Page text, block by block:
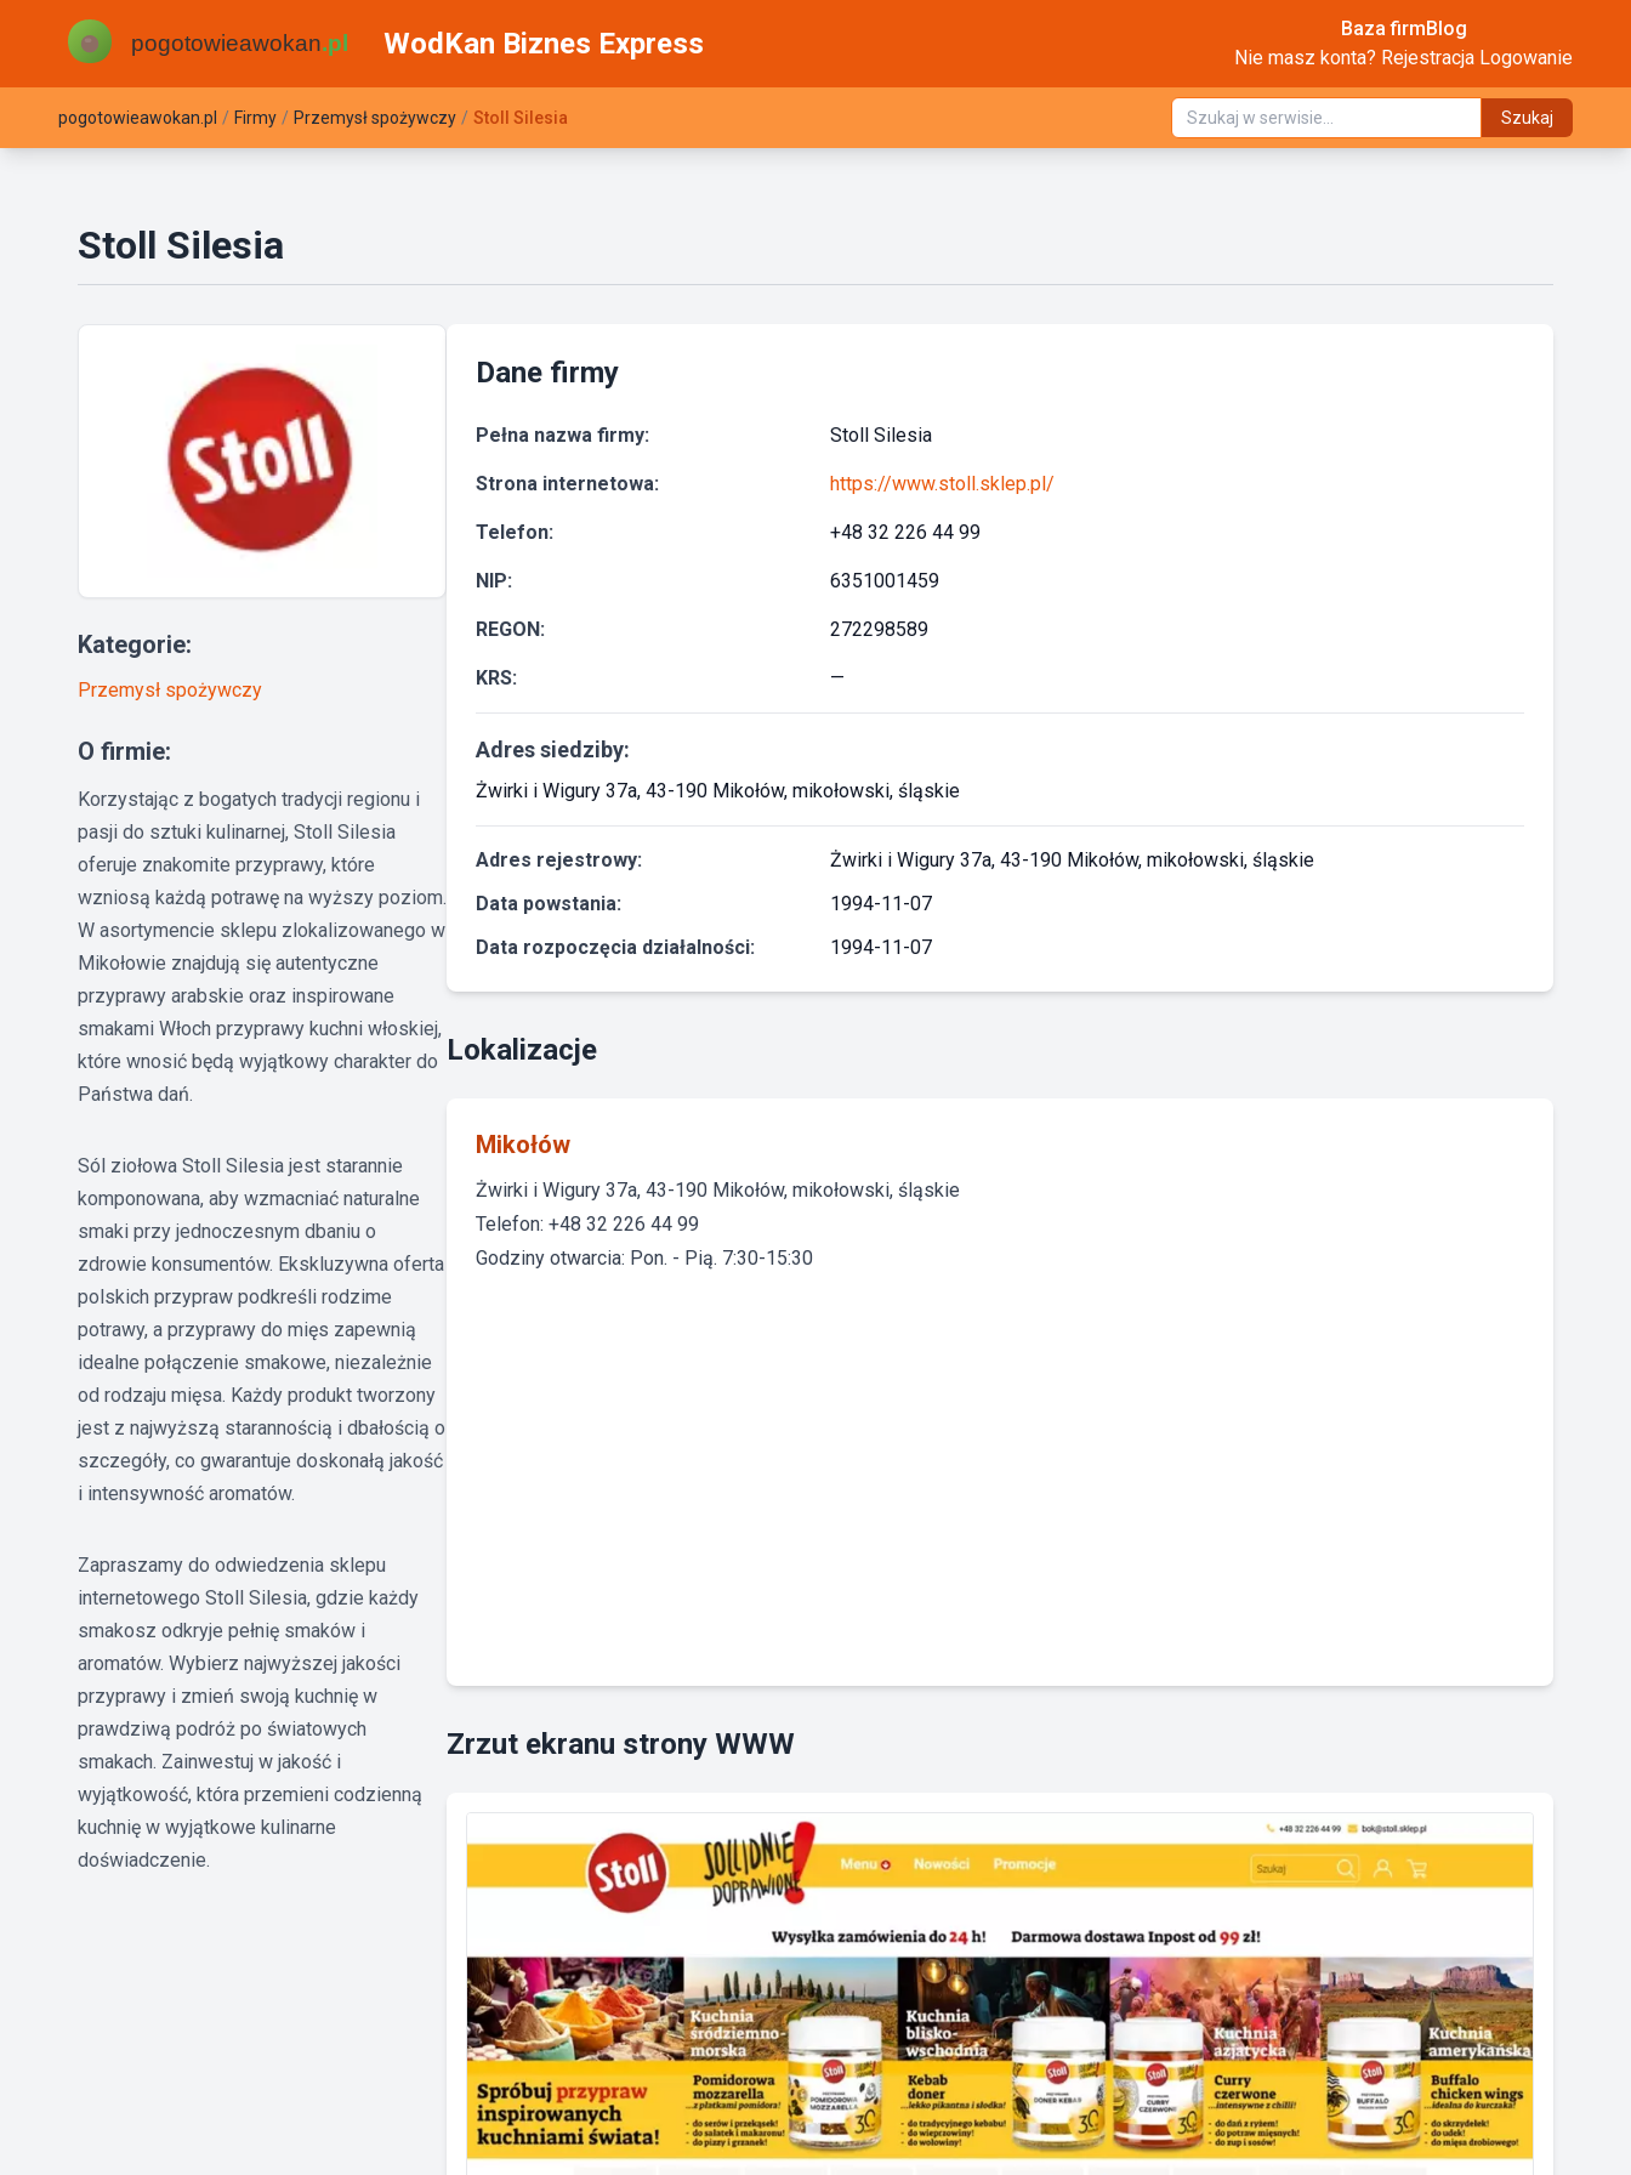
WodKan Biznes Express Baza firmBlog
Nie masz konta? Rejestracja Logowanie
pogotowieawokan.pl / Firmy / Przemysł spożywczy / Stoll Silesia Szukaj
Stoll Silesia
Kategorie:
Przemysł spożywczy
O firmie:
Korzystając z bogatych tradycji regionu i
pasji do sztuki kulinarnej, Stoll Silesia
oferuje znakomite przyprawy, które
wzniosą każdą potrawę na wyższy poziom.
W asortymencie sklepu zlokalizowanego w
Mikołowie znajdują się autentyczne
przyprawy arabskie oraz inspirowane
smakami Włoch przyprawy kuchni włoskiej,
które wnosić będą wyjątkowy charakter do
Państwa dań.
Sól ziołowa Stoll Silesia jest starannie
komponowana, aby wzmacniać naturalne
smaki przy jednoczesnym dbaniu o
zdrowie konsumentów. Ekskluzywna oferta
polskich przypraw podkreśli rodzime
potrawy, a przyprawy do mięs zapewnią
idealne połączenie smakowe, niezależnie
od rodzaju mięsa. Każdy produkt tworzony
jest z najwyższą starannością i dbałością o
szczegóły, co gwarantuje doskonałą jakość
i intensywność aromatów.
Zapraszamy do odwiedzenia sklepu
internetowego Stoll Silesia, gdzie każdy
smakosz odkryje pełnię smaków i
aromatów. Wybierz najwyższej jakości
przyprawy i zmień swoją kuchnię w
prawdziwą podróż po światowych
smakach. Zainwestuj w jakość i
wyjątkowość, która przemieni codzienną
kuchnię w wyjątkowe kulinarne
doświadczenie.
Dane firmy
Pełna nazwa firmy: Stoll Silesia
Strona internetowa: https://www.stoll.sklep.pl/
Telefon: +48 32 226 44 99
NIP: 6351001459
REGON: 272298589
KRS: —
Adres siedziby:
Żwirki i Wigury 37a, 43-190 Mikołów, mikołowski, śląskie
Adres rejestrowy:
Żwirki i Wigury 37a, 43-190 Mikołów, mikołowski, śląskie
Data powstania:
1994-11-07
Data rozpoczęcia działalności:
1994-11-07
Lokalizacje
Mikołów
Żwirki i Wigury 37a, 43-190 Mikołów, mikołowski, śląskie
Telefon: +48 32 226 44 99
Godziny otwarcia: Pon. - Pią. 7:30-15:30
Zrzut ekranu strony WWW